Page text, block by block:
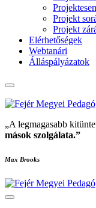
Projekt
Projekt
Elérhetőségek
Webtanári
Álláspályázatok
„A legmagasabb
mások szolgálata.”
Max Brooks